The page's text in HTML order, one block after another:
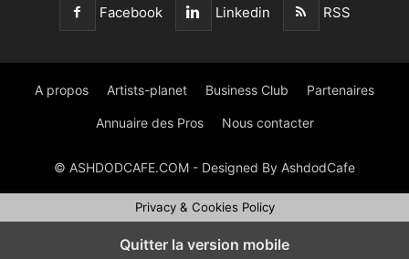
Facebook Linkedin RSS
A propos Artists-planet Business Club Partenaires
Annuaire des Pros Nous contacter
© ASHDODCAFE.COM - Designed By AshdodCafe
Privacy & Cookies Policy
Quitter la version mobile